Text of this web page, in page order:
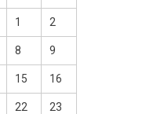
1 2
8 9
15 16
22 23